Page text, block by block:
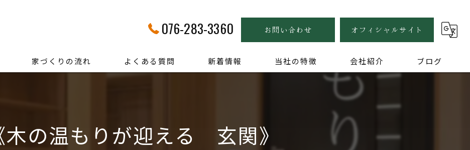
076-283-3360 お問い合わせ オフィシャルサイト
家づくりの流れ よくある質問 新着情報 当社の特徴 会社紹介 ブログ
木の温もりが迎える 玄関》